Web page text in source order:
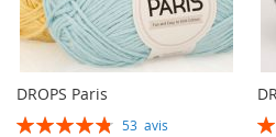
DROPS Paris
Évaluation:
53 avis